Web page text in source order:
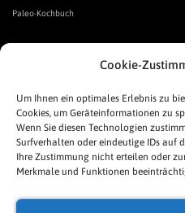
Cookie-
Um Ihnen ein optimales Erlebnis zu
Cookies, um Geräteinformationen zu
Wenn Sie diesen Technologien
Surfverhalten oder eindeutige IDs auf
Ihre Zustimmung nicht erteilen oder
Merkmale und Funktionen
Paleo-Kochbuch
*Affiliate Link. Als Partner verschiedener
Urgeschmack-Empfehlungen
Urgeschmack-Shop
Häufige Fragen
Links